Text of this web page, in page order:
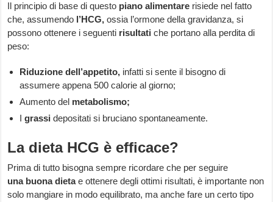
Il principio di base di questo piano alimentare risiede nel fatto
che, assumendo l’HCG, ossia l’ormone della gravidanza, si
possono ottenere i seguenti risultati che portano alla perdita di
peso:
Riduzione dell’appetito, infatti si sente il bisogno di
assumere appena 500 calorie al giorno;
Aumento del metabolismo;
Igrassi depositati si bruciano spontaneamente.
La dieta HCG è efficace?
Prima di tutto bisogna sempre ricordare che per seguire
una buona dietae ottenere degli ottimi risultati, è importante non
solo mangiare in modo equilibrato, ma anche fare un certo tipo